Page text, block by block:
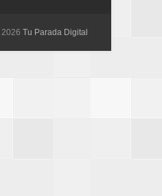
2026 Tu Parada Digital